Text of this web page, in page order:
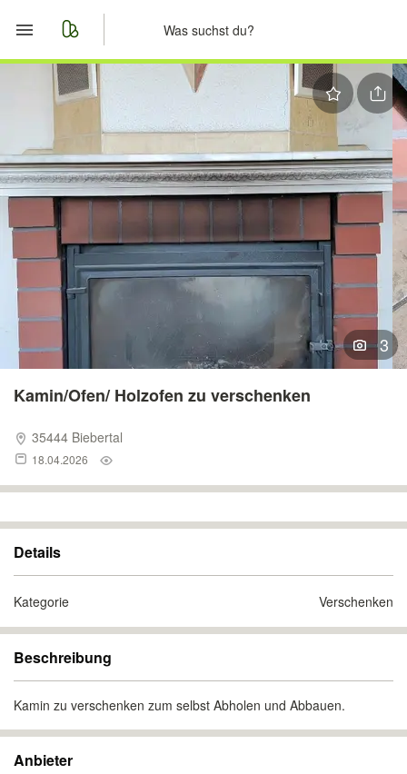
Start
Merkliste
Nachrichten
Anzeige aufgeben
3
Kamin/Ofen/ Holzofen zu verschenken
35444 Biebertal
18.04.2026
Details
Kategorie Verschenken
Beschreibung
Kamin zu verschenken zum selbst Abholen und Abbauen.
Anbieter